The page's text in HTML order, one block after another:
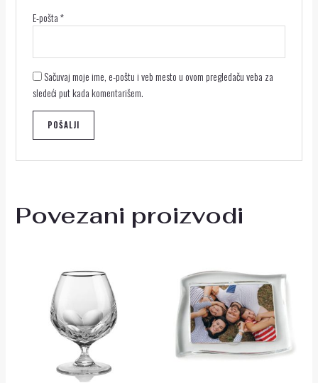
E-pošta*
Sačuvaj moje ime, e-poštu i veb mesto u ovom pregledaču veba za
sledeći put kada komentarišem.
Povezani proizvodi